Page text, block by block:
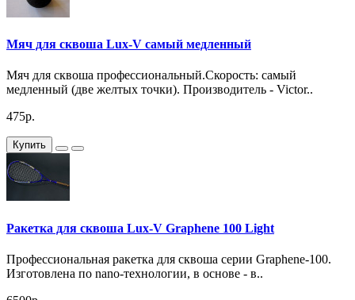
Мяч для сквоша Lux-V самый медленный
Мяч для сквоша профессиональный.Скорость: самый
медленный (две желтых точки). Производитель - Victor..
475р.
Купить
Ракетка для сквоша Lux-V Graphene 100 Light
Профессиональная ракетка для сквоша серии Graphene-100.
Изготовлена по nano-технологии, в основе - в..